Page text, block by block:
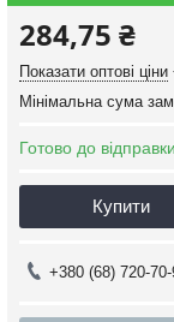
284,75 ₴
Показати оптові ціни
Мінімальна сума
Готово до відправки
Купити
+380 (68) 720-